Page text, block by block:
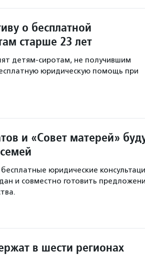
о бесплатной
старше 23 лет
детям-сиротам, не получившим
юридическую помощь при
и «Совет матерей»
юридические
и совместно готовить
в шести регионах